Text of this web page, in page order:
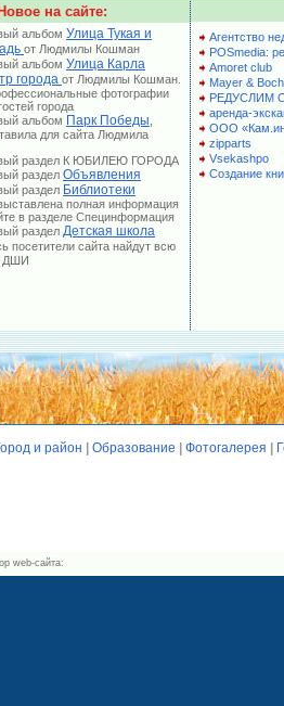
Новое на сайте:
альбом Улица Тукая и
от Людмилы Кошман
альбом Улица Карла
города от Людмилы Кошман.
фотографии
города
альбом Парк Победы
для сайта Людмила
раздел К ЮБИЛЕЮ ГОРОДА
раздел Объявления
раздел Библиотеки
полная информация
в разделе Специнформация
раздел Детская школа
посетители сайта найдут всю
ДШИ
Агентство
POSmedia:
Amoret club
Mayer & Boch
РЕДУСЛИМ
аренда-
ООО
zipparts
Vsekashpo
Создание
и район Образование Фотогалерея
web-сайта: